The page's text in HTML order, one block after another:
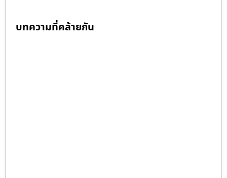
บทความที่คล้ายกัน